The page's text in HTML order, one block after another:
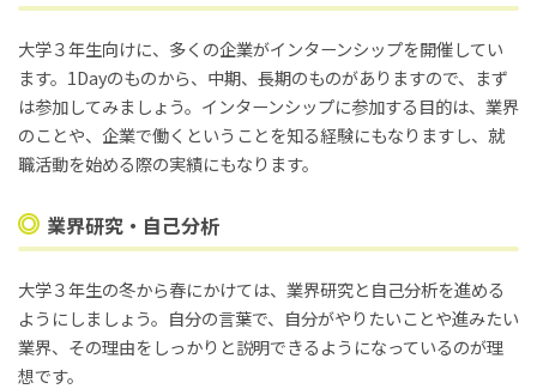
大学３年生向けに、多くの企業がインターンシップを開催してい
ます。1Dayのものから、中期、長期のものがありますので、まず
は参加してみましょう。インターンシップに参加する目的は、業界
のことや、企業で働くということを知る経験にもなりますし、就
職活動を始める際の実績にもなります。
業界研究・自己分析
大学３年生の冬から春にかけては、業界研究と自己分析を進める
ようにしましょう。自分の言葉で、自分がやりたいことや進みたい
業界、その理由をしっかりと説明できるようになっているのが理
想です。